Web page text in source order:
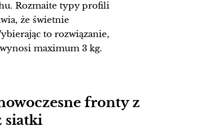
Rozmaite typy profili
że świetnie
to rozwiązanie,
maximum 3 kg.
fronty z
siatki